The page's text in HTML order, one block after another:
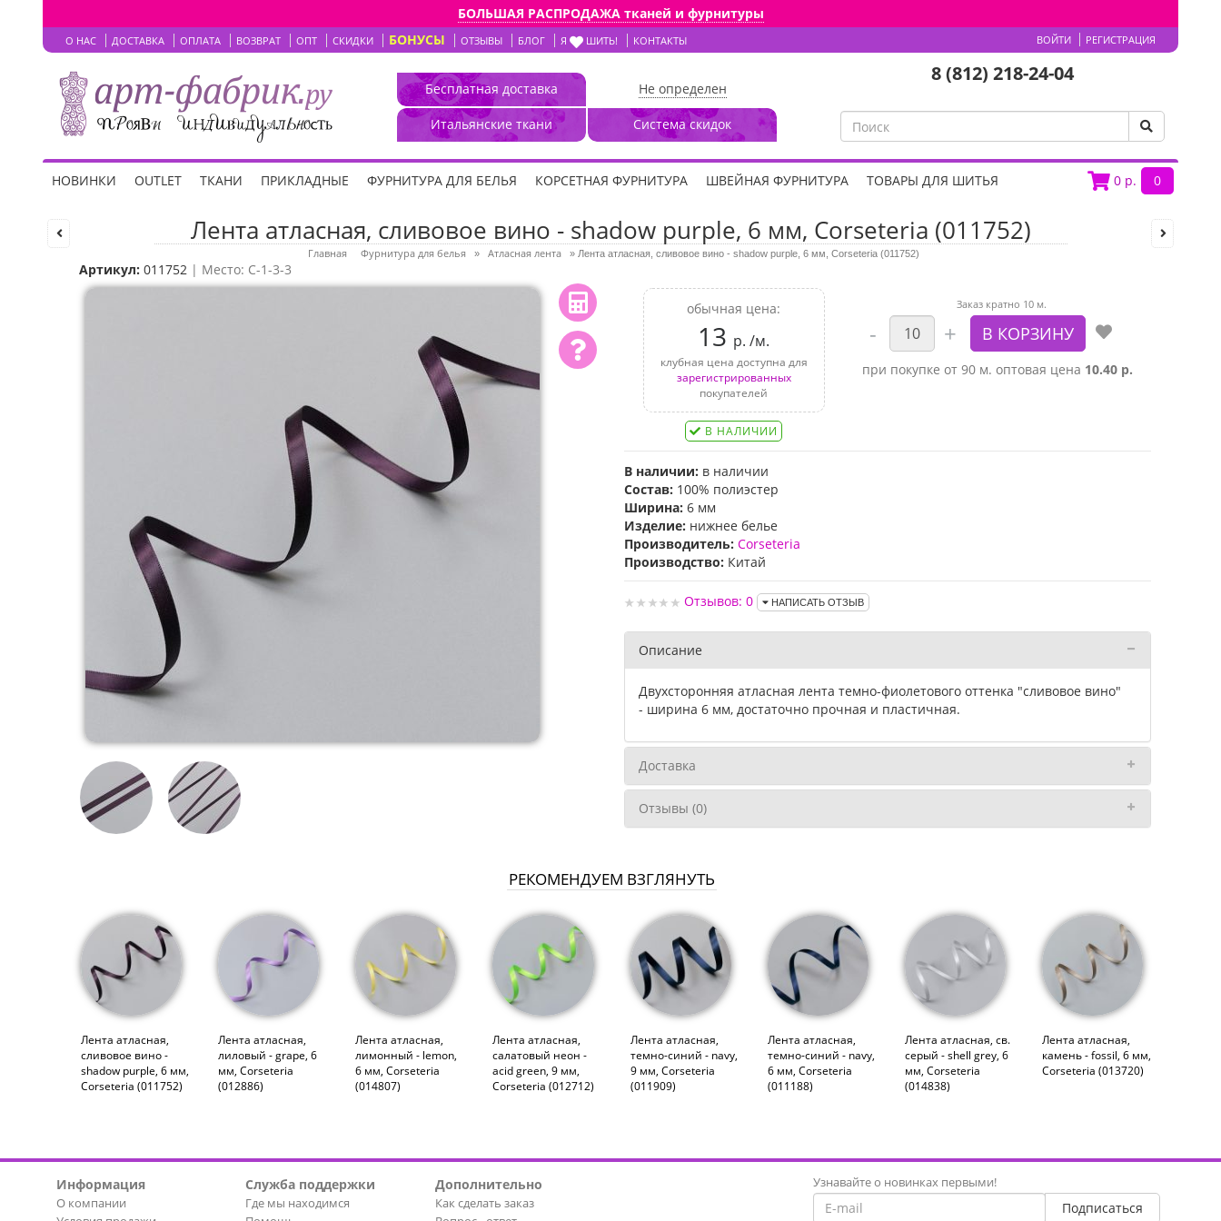
БОЛЬШАЯ РАСПРОДАЖА тканей и фурнитуры
О НАС ДОСТАВКА ОПЛАТА ВОЗВРАТ ОПТ СКИДКИ БОНУСЫ ОТЗЫВЫ БЛОГ Я ШИТЬ! КОНТАКТЫ ВОЙТИ РЕГИСТРАЦИЯ
Бесплатная доставка
Итальянские ткани
Не определен
Система скидок
8 (812) 218-24-04
0 р. 0
НОВИНКИ OUTLET ТКАНИ ПРИКЛАДНЫЕ ФУРНИТУРА ДЛЯ БЕЛЬЯ КОРСЕТНАЯ ФУРНИТУРА ШВЕЙНАЯ ФУРНИТУРА ТОВАРЫ ДЛЯ ШИТЬЯ
Лента атласная, сливовое вино - shadow purple, 6 мм, Corseteria (011752)
Главная Фурнитура для белья » Атласная лента » Лента атласная, сливовое вино - shadow purple, 6 мм, Corseteria (011752)
Артикул: 011752 | Место: C-1-3-3
обычная цена:
13 р. /м.
клубная цена доступна для
зарегистрированных
покупателей
В НАЛИЧИИ
Заказ кратно 10 м.
при покупке от 90 м. оптовая цена 10.40 р.
В наличии: в наличии
Состав: 100% полиэстер
Ширина: 6 мм
Изделие: нижнее белье
Производитель: Corseteria
Производство: Китай
Отзывов: 0 НАПИСАТЬ ОТЗЫВ
Описание
Двухсторонняя атласная лента темно-фиолетового оттенка "сливовое вино"
- ширина 6 мм, достаточно прочная и пластичная.
Доставка
Отзывы (0)
РЕКОМЕНДУЕМ ВЗГЛЯНУТЬ
Лента атласная,
сливовое вино -
shadow purple, 6 мм,
Corseteria (011752)
Лента атласная,
лиловый - grape, 6
мм, Corseteria
(012886)
Лента атласная,
лимонный - lemon,
6 мм, Corseteria
(014807)
Лента атласная,
салатовый неон -
acid green, 9 мм,
Corseteria (012712)
Лента атласная,
темно-синий - navy,
9 мм, Corseteria
(011909)
Лента атласная,
темно-синий - navy,
6 мм, Corseteria
(011188)
Лента атласная, св.
серый - shell grey, 6
мм, Corseteria
(014838)
Лента атласная,
камень - fossil, 6 мм,
Corseteria (013720)
Информация
О компании
Служба поддержки
Где мы находимся
Дополнительно
Как сделать заказ
Узнавайте о новинках первыми!